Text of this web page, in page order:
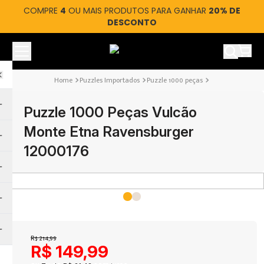
COMPRE 4 OU MAIS PRODUTOS PARA GANHAR 20% DE
DESCONTO
Ver
Puzzles Importados Puzzle 1000 peças
Puzzle 1000 Peças Vulcão
Monte Etna Ravensburger
12000176
R$214,99
R$ 149,99